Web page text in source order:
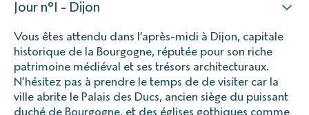
Jour n°1 - Dijon
Vous êtes attendu dans l’après-midi à Dijon, capitale
historique de la Bourgogne, réputée pour son riche
patrimoine médiéval et ses trésors architecturaux.
N’hésitez pas à prendre le temps de de visiter car la
ville abrite le Palais des Ducs, ancien siège du puissant
duché de Bourgogne, et des églises gothiques comme